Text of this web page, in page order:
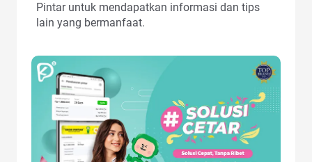
Pintar untuk mendapatkan informasi dan tips
lain yang bermanfaat.